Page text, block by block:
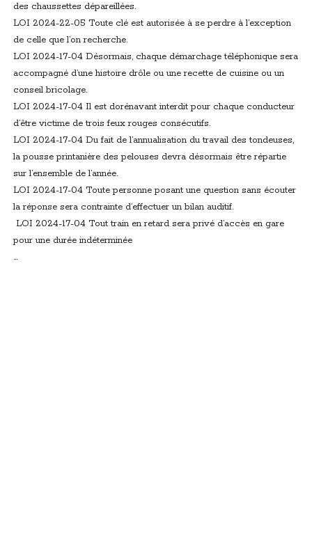
des chaussettes dépareillées.
LOI 2024-22-05 Toute clé est autorisée à se perdre à l’exception
de celle que l’on recherche.
LOI 2024-17-04 Désormais, chaque démarchage téléphonique sera
accompagné d’une histoire drôle ou une recette de cuisine ou un
conseil bricolage.
LOI 2024-17-04 Il est dorénavant interdit pour chaque conducteur
d’être victime de trois feux rouges consécutifs.
LOI 2024-17-04 Du fait de l’annualisation du travail des tondeuses,
la pousse printanière des pelouses devra désormais être répartie
sur l’ensemble de l’année.
LOI 2024-17-04 Toute personne posant une question sans écouter
la réponse sera contrainte d’effectuer un bilan auditif.
LOI 2024-17-04 Tout train en retard sera privé d’accès en gare
pour une durée indéterminée
…